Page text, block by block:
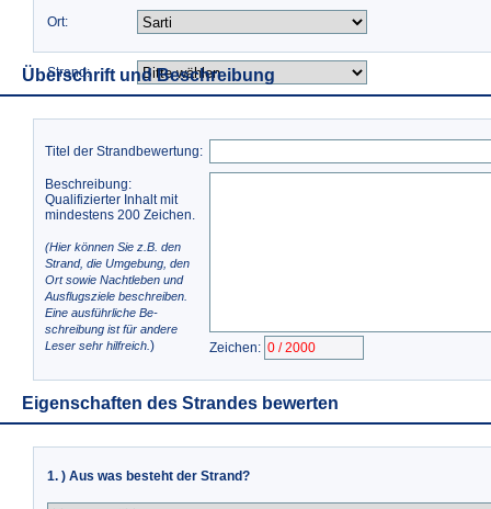
Ort:
Strand:
Überschrift und Beschreibung
Titel der Strandbewertung:
Beschreibung:
Qualifizierter Inhalt mit
mindestens 200 Zeichen.
(Hier können Sie z.B. den
Strand, die Umgebung, den
Ort sowie Nachtleben und
Ausflugsziele beschreiben.
Eine ausführliche Be-
schreibung ist für andere
Leser sehr hilfreich. ) Zeichen:
Eigenschaften des Strandes bewerten
1. ) Aus was besteht der Strand?